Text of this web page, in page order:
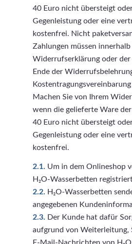
40 Euro nicht übersteigt
Gegenleistung oder eine
kostenfrei. Nicht
Zahlungen müssen
Widerrufserklärung oder der
Ende der
Machen Sie von Ihrem
wenn die gelieferte Ware
40 Euro nicht übersteigt
Gegenleistung oder eine
kostenfrei.
2.1. Um in dem Onlineshop
H₂O-Wasserbetten
2.2. H₂O-Wasserbetten
angegebenen
2.3. Der Kunde hat dafür
aufgrund von Weiterleitung,